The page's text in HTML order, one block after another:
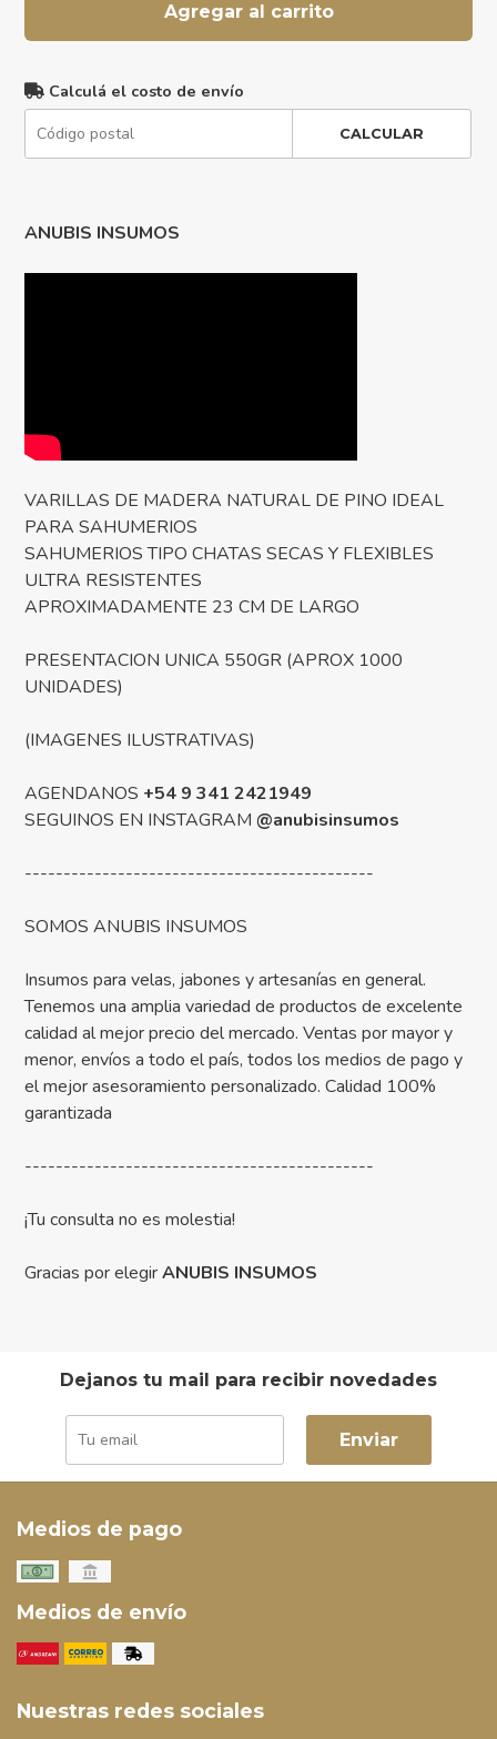
Agregar al carrito
Calculá el costo de envío
CALCULAR
ANUBIS INSUMOS
VARILLAS DE MADERA NATURAL DE PINO IDEAL
PARA SAHUMERIOS
SAHUMERIOS TIPO CHATAS SECAS Y FLEXIBLES
ULTRA RESISTENTES
APROXIMADAMENTE 23 CM DE LARGO
PRESENTACION UNICA 550GR (APROX 1000
UNIDADES)
(IMAGENES ILUSTRATIVAS)
AGENDANOS +54 9 341 2421949
SEGUINOS EN INSTAGRAM@anubisinsumos
---------------------------------------------
SOMOS ANUBIS INSUMOS
Insumos para velas, jabones y artesanías en general.
Tenemos una amplia variedad de productos de excelente
calidad al mejor precio del mercado. Ventas por mayor y
menor, envíos a todo el país, todos los medios de pago y
el mejor asesoramiento personalizado. Calidad 100%
garantizada
---------------------------------------------
¡Tu consulta no es molestia!
Gracias por elegirANUBIS INSUMOS
Dejanos tu mail para recibir novedades
Enviar
Medios de pago
Medios de envío
Nuestras redes sociales